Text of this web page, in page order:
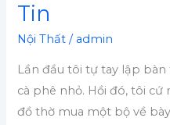
Tin
Nội Thất / admin
Lần đầu tôi tự tay lập
cà phê nhỏ. Hồi đó, tôi cứ
đồ thờ mua một bộ về